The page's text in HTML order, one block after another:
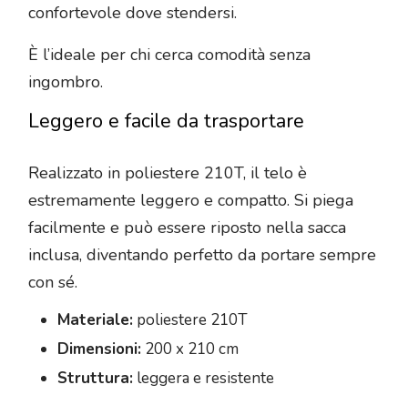
confortevole dove stendersi.
È l’ideale per chi cerca comodità senza
ingombro.
Leggero e facile da trasportare
Realizzato in poliestere 210T, il telo è
estremamente leggero e compatto. Si piega
facilmente e può essere riposto nella sacca
inclusa, diventando perfetto da portare sempre
con sé.
Materiale: poliestere 210T
Dimensioni: 200 x 210 cm
Struttura: leggera e resistente